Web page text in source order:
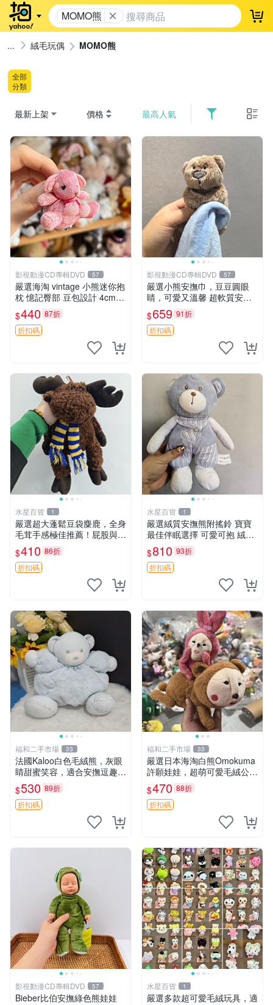
MOMO熊 登
絨毛玩偶 MOMO熊
全部
分類
最新上架 價格 最高人氣
影視動漫CD專輯DVD 57
嚴選海淘 vintage 小熊迷你抱
枕 憶記臀部 豆包設計 4cm
高 推薦收藏 迷你豆包小熊、
高臀部、豆袋抱枕
$440 87折
折扣碼
影視動漫CD專輯DVD 57
嚴選小熊安撫巾，豆豆圓眼
睛，可愛又溫馨 超軟質安撫
巾，豆豆設計，哄睡好幫手
約克豆豆眼安撫巾 數碼豆豆
眼
$659 91折
折扣碼
水星百貨 1
嚴選超大蓬鬆豆袋麋鹿，全身
毛茸手感極佳推薦！屁股與四
肢填充均勻，適合收藏與孩童
共賞。 麋鹿 豆袋 毛茸玩具
$410 86折
折扣碼
水星百貨 1
嚴選絨質安撫熊附搖鈴 寶寶
最佳伴眠選擇 可愛可抱 絨毛
玩具 安撫熊 嬰兒用
$810 93折
折扣碼
福和二手市場 33
法國Kaloo白色毛絨熊，灰眼
睛甜蜜笑容，適合安撫逗趣可
愛，柔軟面料手感佳。14 白
色安撫熊 毛絨玩具 寶寶逗樂
具
$530 89折
折扣碼
福和二手市場 33
嚴選日本海淘白熊Omokuma
許願娃娃，超萌可愛毛絨公仔
推薦收藏 白熊 Omokuma 毛
絨玩具 偽裝娃娃 玩具擺飾
$470 88折
折扣碼
影視動漫CD專輯DVD 57
Bieber比伯安撫綠色熊娃娃
水星百貨 1
嚴選多款超可愛毛絨玩具，適